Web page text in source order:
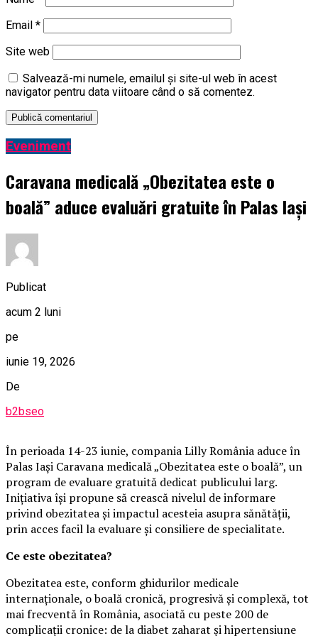
Email *
Site web
Salvează-mi numele, emailul și site-ul web în acest
navigator pentru data viitoare când o să comentez.
Eveniment
Caravana medicală „Obezitatea este o
boală” aduce evaluări gratuite în Palas Iași
Publicat
acum 2 luni
pe
iunie 19, 2026
De
b2bseo
În perioada 14-23 iunie, compania Lilly România aduce în
Palas Iași Caravana medicală „Obezitatea este o boală”, un
program de evaluare gratuită dedicat publicului larg.
Inițiativa își propune să crească nivelul de informare
privind obezitatea și impactul acesteia asupra sănătății,
prin acces facil la evaluare și consiliere de specialitate.
Ce este obezitatea?
Obezitatea este, conform ghidurilor medicale
internaționale, o boală cronică, progresivă și complexă, tot
mai frecventă în România, asociată cu peste 200 de
complicații cronice: de la diabet zaharat și hipertensiune